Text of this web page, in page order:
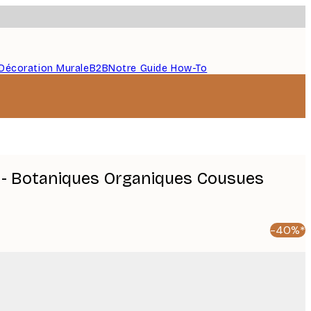
MuraleB2BNotre Guide How-To
Botaniques Organiques Cousues
-40%*